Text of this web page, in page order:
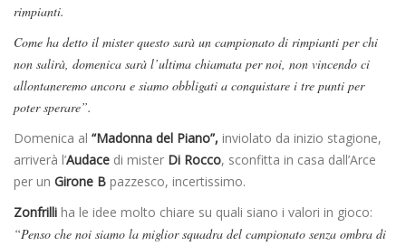
rimpianti.
Come ha detto il mister questo sarà un campionato di rimpianti per chi
non salirà, domenica sarà l’ultima chiamata per noi, non vincendo ci
allontaneremo ancora e siamo obbligati a conquistare i tre punti per
poter sperare”.
Domenica al “Madonna del Piano”, inviolato da inizio stagione,
arriverà l’Audace di mister Di Rocco, sconfitta in casa dall’Arce
per un Girone B pazzesco, incertissimo.
Zonfrilli ha le idee molto chiare su quali siano i valori in gioco:
“Penso che noi siamo la miglior squadra del campionato senza ombra di